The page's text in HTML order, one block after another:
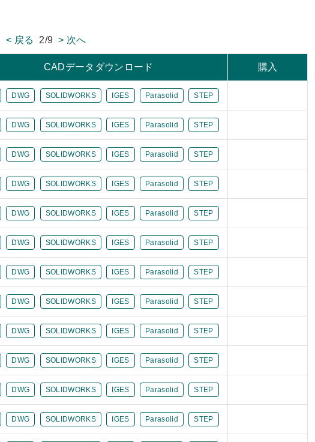
< 戻る 2/9> 次へ
CADデータダウンロード 購入
DWG SOLIDWORKS IGES Parasolid STEP
DWG SOLIDWORKS IGES Parasolid STEP
DWG SOLIDWORKS IGES Parasolid STEP
DWG SOLIDWORKS IGES Parasolid STEP
DWG SOLIDWORKS IGES Parasolid STEP
DWG SOLIDWORKS IGES Parasolid STEP
DWG SOLIDWORKS IGES Parasolid STEP
DWG SOLIDWORKS IGES Parasolid STEP
DWG SOLIDWORKS IGES Parasolid STEP
DWG SOLIDWORKS IGES Parasolid STEP
DWG SOLIDWORKS IGES Parasolid STEP
DWG SOLIDWORKS IGES Parasolid STEP